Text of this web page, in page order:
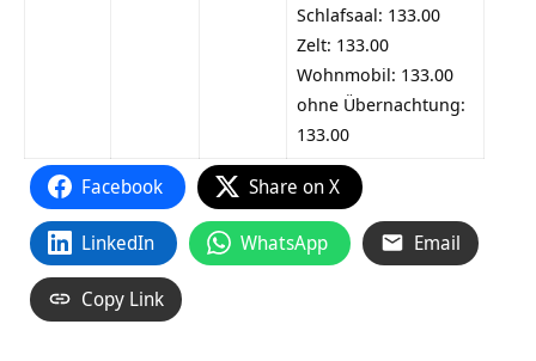
Schlafsaal: 133.00
Zelt: 133.00
Wohnmobil: 133.00
ohne Übernachtung:
133.00
Facebook Share on X
LinkedIn WhatsApp Email
Copy Link